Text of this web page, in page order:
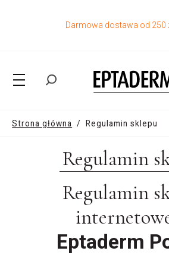
Darmowa dostawa od 250
Strona główna / Regulamin sklepu
Regulamin
Regulamin
Eptaderm